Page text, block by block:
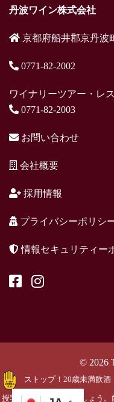
丹波ワイン株式会社
京都府船井郡京丹波
0771-82-2002
ワイナリーツアー・レ
0771-82-2003
お問い合わせ
会社概要
採用情報
プライバシーポリシ
情報セキュリティー
© 2026
ストップ！20歳未満飲酒
授乳期の飲酒はやめましょう